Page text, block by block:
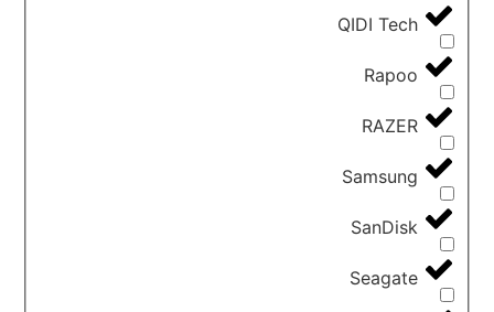
QIDI Tech
Rapoo
RAZER
Samsung
SanDisk
Seagate